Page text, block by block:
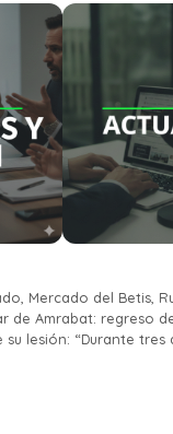
, Mercado del Betis,
de Amrabat: regreso
lesión: “Durante